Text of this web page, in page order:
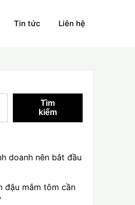
Tin tức Liên hệ
Tìm
kiếm
doanh nên bắt đầu
đậu mắm tôm cần